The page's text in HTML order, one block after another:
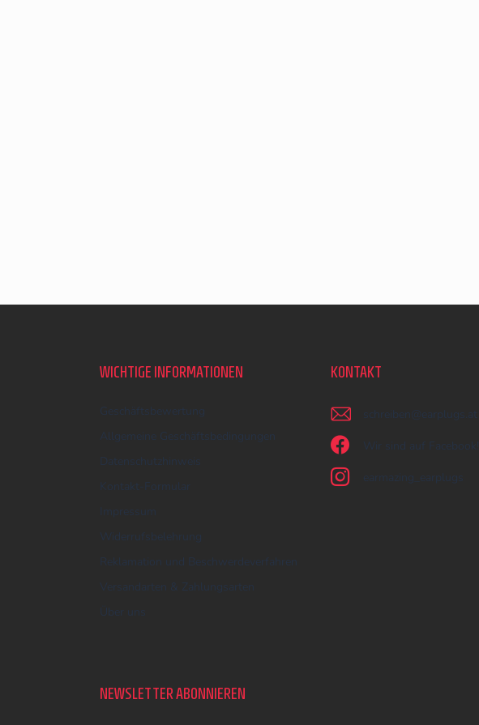
WICHTIGE INFORMATIONEN
Geschäftsbewertung
Allgemeine Geschäftsbedingungen
Datenschutzhinweis
Kontakt-Formular
Impressum
Widerrufsbelehrung
Reklamation und Beschwerdeverfahren
Versandarten & Zahlungsarten
Über uns
KONTAKT
schreiben @ earplugs.at
Wir sind auf Facebook!
earmazing_earplugs
NEWSLETTER ABONNIEREN